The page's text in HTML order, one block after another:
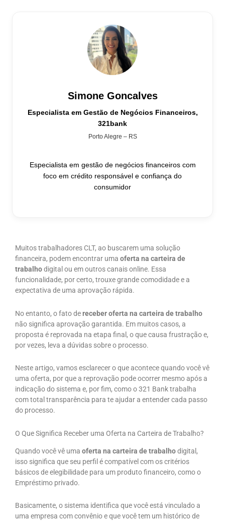
Simone Goncalves
Especialista em Gestão de Negócios Financeiros,
321bank
Porto Alegre – RS
Especialista em gestão de negócios financeiros com
foco em crédito responsável e confiança do
consumidor
Muitos trabalhadores CLT, ao buscarem uma solução
financeira, podem encontrar uma oferta na carteira de
trabalhodigital ou em outros canais online. Essa
funcionalidade, por certo, trouxe grande comodidade e a
expectativa de uma aprovação rápida.
No entanto, o fato dereceber oferta na carteira de trabalho
não significa aprovação garantida. Em muitos casos, a
proposta é reprovada na etapa final, o que causa frustração e,
por vezes, leva a dúvidas sobre o processo.
Neste artigo, vamos esclarecer o que acontece quando você vê
uma oferta, por que a reprovação pode ocorrer mesmo após a
indicação do sistema e, por fim, como o 321 Bank trabalha
com total transparência para te ajudar a entender cada passo
do processo.
O Que Significa Receber uma Oferta na Carteira de Trabalho?
Quando você vê uma oferta na carteira de trabalhodigital,
isso significa que seu perfil é compatível com os critérios
básicos de elegibilidade para um produto financeiro, como o
Empréstimo privado.
Basicamente, o sistema identifica que você está vinculado a
uma empresa com convênio e que você tem um histórico de